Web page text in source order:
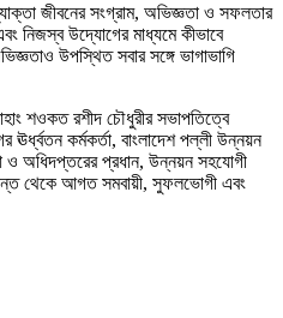
জীবনের সংগ্রাম, অভিজ্ঞতা ও সফলতার
নিজস্ব উদ্যোগের মাধ্যমে কীভাবে
উপস্থিত সবার সঙ্গে ভাগাভাগি
শওকত রশীদ চৌধুরীর সভাপতিত্বে
ঊর্ধ্বতন কর্মকর্তা, বাংলাদেশ পল্লী উন্নয়ন
ও অধিদপ্তরের প্রধান, উন্নয়ন সহযোগী
থেকে আগত সমবায়ী, সুফলভোগী এবং